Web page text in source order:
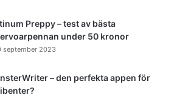
Preppy – test av bästa
under 50 kronor
september 2023
– den perfekta appen för